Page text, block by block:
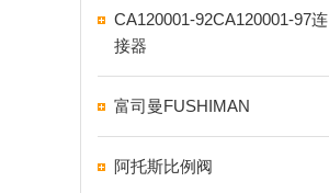
CA120001-92CA120001-97连
接器
富司曼FUSHIMAN
阿托斯比例阀